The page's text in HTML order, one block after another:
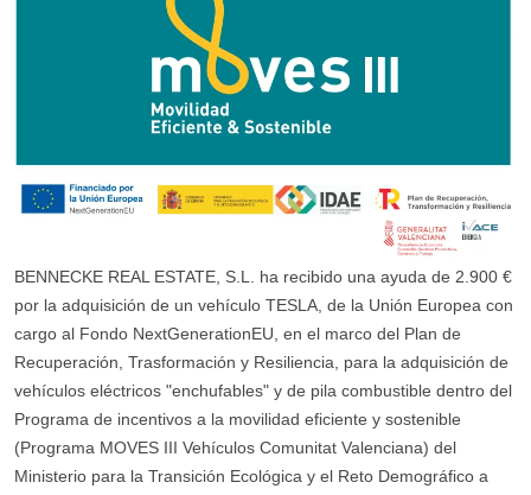
BENNECKE REAL ESTATE, S.L. ha recibido una ayuda de 2.900 €
por la adquisición de un vehículo TESLA, de la Unión Europea con
cargo al Fondo NextGenerationEU, en el marco del Plan de
Recuperación, Trasformación y Resiliencia, para la adquisición de
vehículos eléctricos "enchufables" y de pila combustible dentro del
Programa de incentivos a la movilidad eficiente y sostenible
(Programa MOVES III Vehículos Comunitat Valenciana) del
Ministerio para la Transición Ecológica y el Reto Demográfico a